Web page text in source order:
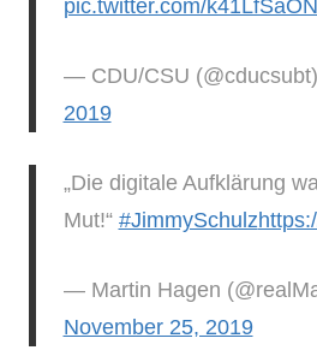
pic.twitter.com/
— CDU/CSU (@cducsubt)
2019
„Die digitale Aufklärung
Mut!“ #JimmySchulz
— Martin Hagen
November 25, 2019